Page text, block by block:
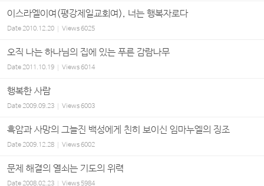
이스라엘이여(평강제일교회여), 너는 행복자로다
Date2010.12.20 Views6025
오직 나는 하나님의 집에 있는 푸른 감람나무
Date2011.10.19 Views6014
행복한 사람
Date2009.09.23 Views6003
흑암과 사망의 그늘진 백성에게 친히 보이신 임마누엘의 징조
Date2009.12.28 Views6002
문제 해결의 열쇠는 기도의 위력
Date2008.02.23 Views 5984